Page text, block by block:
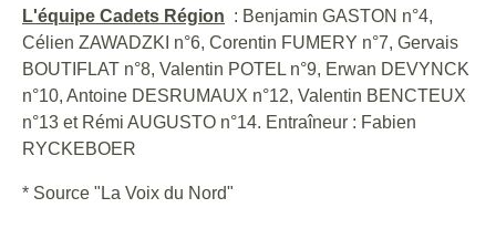
L'équipe Cadets Région : Benjamin GASTON n°4,
Célien ZAWADZKI n°6, Corentin FUMERY n°7, Gervais
BOUTIFLAT n°8, Valentin POTEL n°9, Erwan DEVYNCK
n°10, Antoine DESRUMAUX n°12, Valentin BENCTEUX
n°13 et Rémi AUGUSTO n°14. Entraîneur : Fabien
RYCKEBOER
* Source "La Voix du Nord"